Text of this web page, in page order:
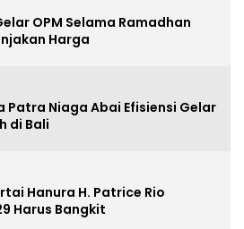
OPM Selama Ramadhan
Harga
Patra Niaga Abai Efisiensi Gelar
di Bali
Hanura H. Patrice Rio
Harus Bangkit